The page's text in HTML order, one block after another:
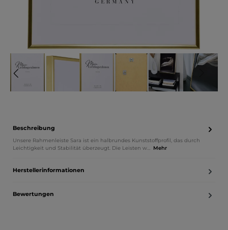
Beschreibung
Unsere Rahmenleiste Sara ist ein halbrundes Kunststoffprofil, das durch
Leichtigkeit und Stabilität überzeugt. Die Leisten w… Mehr
Herstellerinformationen
Bewertungen